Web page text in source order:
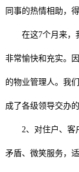
同事的热情相助，
在这7个月来，我
非常愉快和充实。
的物业管理人。我
成了各级领导交办
2、对住户、客户
矛盾、微笑服务，